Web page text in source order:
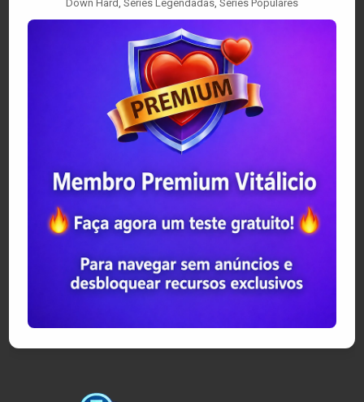
Down Hard, Séries Legendadas, Séries Populares